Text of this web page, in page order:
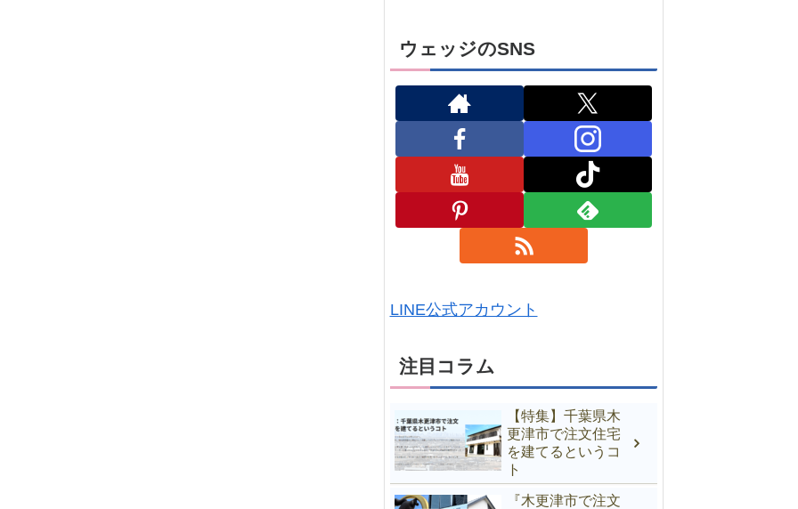
ウェッジのSNS
LINE公式アカウント
注目コラム
【特集】千葉県木
更津市で注文住宅
を建てるというコ
ト
『木更津市で注文